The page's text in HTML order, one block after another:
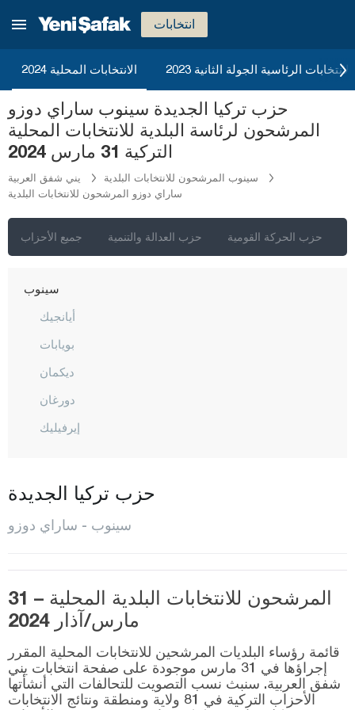
انتخابات
الانتخابات المحلية 2024 2023 الانتخابات الرئاسية الجولة الثانية
حزب تركيا الجديدة سينوب ساراي دوزو
المرشحون لرئاسة البلدية للانتخابات المحلية
التركية 31 مارس 2024
يني شفق العربية
سينوب المرشحون للانتخابات البلدية
ساراي دوزو المرشحون للانتخابات البلدية
جميع الأحزاب حزب العدالة والتنمية حزب الحركة القومية
نيفشهير
أوردو
عثمانية
ريزا
صقاريا
صامسون
سيرت
سينوب
أيانجيك
بويابات
ديكمان
دورغان
إيرفيليك
المركز
ساراي دوزو
شرناق
سيفاس
تكيرداغ
توكات
طرابزون
حزب تركيا الجديدة
سينوب - ساراي دوزو
المرشحون للانتخابات البلدية المحلية – 31
مارس/آذار 2024
قائمة رؤساء البلديات المرشحين للانتخابات المحلية المقرر
إجراؤها في 31 مارس موجودة على صفحة انتخابات يني
شفق العربية. سنبث نسب التصويت للتحالفات التي أنشأتها
الأحزاب التركية في 81 ولاية ومنطقة ونتائج الانتخابات